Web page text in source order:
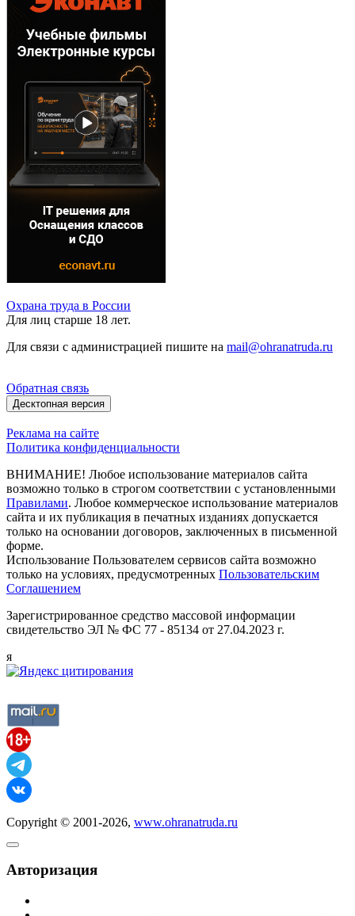
Охрана труда в России
Для лиц старше 18 лет.
Для связи с администрацией пишите на mail@ohranatruda.ru
Обратная связь
Десктопная версия
Реклама на сайте
Политика конфиденциальности
ВНИМАНИЕ! Любое использование материалов сайта
возможно только в строгом соответствии с установленными
Правилами. Любое коммерческое использование материалов
сайта и их публикация в печатных изданиях допускается
только на основании договоров, заключенных в письменной
форме.
Использование Пользователем сервисов сайта возможно
только на условиях, предусмотренных Пользовательским
Соглашением
Зарегистрированное средство массовой информации
свидетельство ЭЛ № ФС 77 - 85134 от 27.04.2023 г.
я
Copyright © 2001-2026, www.ohranatruda.ru
Авторизация